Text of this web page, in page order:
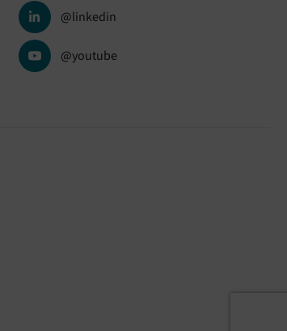
@linkedin
@youtube